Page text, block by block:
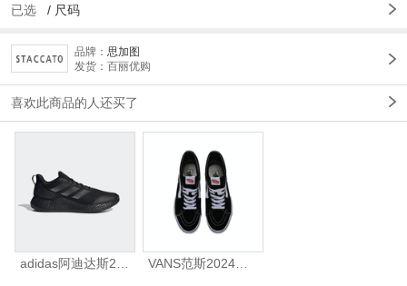
已选 / 尺码
品牌： 思加图
发货：百丽优购
喜欢此商品的人还买了